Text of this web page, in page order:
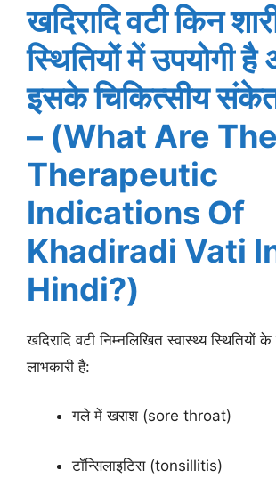
खदिरादि वटी किन
स्थितियों में उपयोगी है
इसके चिकित्सीय
– (What Are The
Therapeutic
Indications Of
Khadiradi Vati
Hindi?)
खदिरादि वटी निम्नलिखित स्वास्थ्य स्थितियों
लाभकारी है:
गले में खराश (sore throat)
टॉन्सिलाइटिस (tonsillitis)